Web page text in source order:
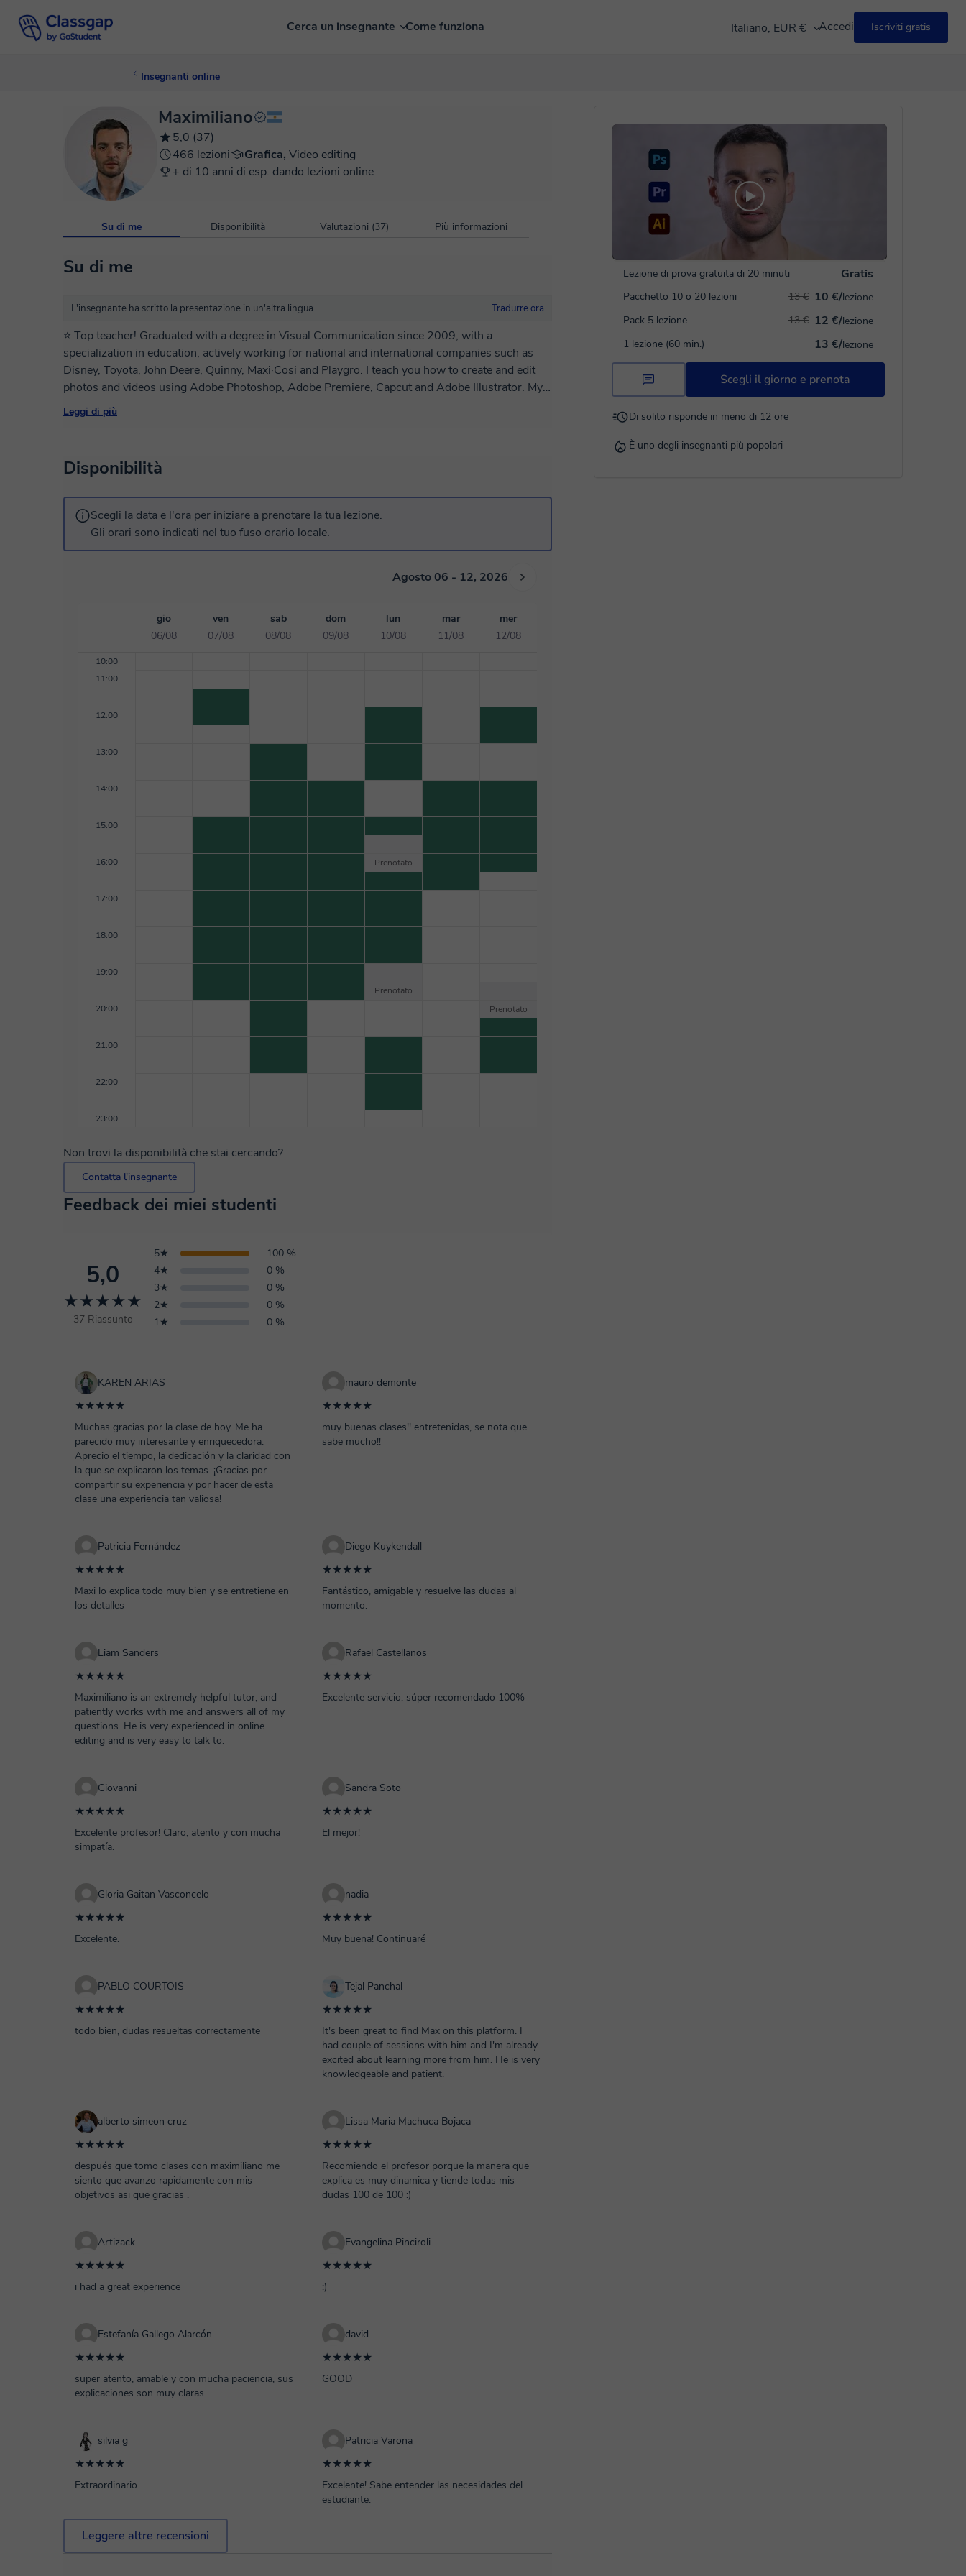
Cerca un insegnante Come funziona Italiano, EUR € Accedi Iscriviti gratis
Insegnanti online
Lezione di prova gratuita di 20 minuti Gratis
Pacchetto 10 o 20 lezioni 10 €/lezione
13 €
Pack 5 lezione
12 €/lezione
13 €
1 lezione (60 min.)
13 €/lezione
Scegli il giorno e prenota
Di solito risponde in meno di 12 ore
È uno degli insegnanti più popolari
Maximiliano
5,0 (37)
466 lezioni
Grafica, Video editing
+ di 10 anni di esp. dando lezioni online
Su di me Disponibilità Valutazioni (37) Più informazioni
Su di me
L'insegnante ha scritto la presentazione in un'altra lingua Tradurre ora
⭐ Top teacher! Graduated with a degree in Visual Communication since 2009, with a
specialization in education, actively working for national and international companies such as
Disney, Toyota, John Deere, Quinny, Maxi·Cosi and Playgro. I teach you how to create and edit
photos and videos using Adobe Photoshop, Adobe Premiere, Capcut and Adobe Illustrator. My
specialty is clearly video, in an era where such resource has become a content star. No matter
your level of knowledge or experience in the field, I adapt to you to reach your goals. I always
Leggi di più
Disponibilità
Scegli la data e l'ora per iniziare a prenotare la tua lezione.
Gli orari sono indicati nel tuo fuso orario locale.
Agosto 06 - 12, 2026
gio
06/08
ven
07/08
sab
08/08
dom
09/08
lun
10/08
mar
11/08
mer
12/08
10:00
11:00
12:00
13:00
14:00
15:00
16:00 Prenotato
17:00
18:00
19:00
Prenotato
20:00
Prenotato
21:00
22:00
23:00
Non trovi la disponibilità che stai cercando?
Contatta l'insegnante
Feedback dei miei studenti
5,0
★★★★★
37 Riassunto
5★
100 %
4★
0 %
3★
0 %
2★
0 %
1★
0 %
KAREN ARIAS
★★★★★
Muchas gracias por la clase de hoy. Me ha
parecido muy interesante y enriquecedora.
Aprecio el tiempo, la dedicación y la claridad con
la que se explicaron los temas. ¡Gracias por
compartir su experiencia y por hacer de esta
clase una experiencia tan valiosa!
mauro demonte
★★★★★
muy buenas clases!! entretenidas, se nota que
sabe mucho!!
Patricia Fernández
★★★★★
Maxi lo explica todo muy bien y se entretiene en
los detalles
Diego Kuykendall
★★★★★
Fantástico, amigable y resuelve las dudas al
momento.
Liam Sanders
★★★★★
Maximiliano is an extremely helpful tutor, and
patiently works with me and answers all of my
questions. He is very experienced in online
editing and is very easy to talk to.
Rafael Castellanos
★★★★★
Excelente servicio, súper recomendado 100%
Giovanni
★★★★★
Excelente profesor! Claro, atento y con mucha
simpatía.
Sandra Soto
★★★★★
El mejor!
Gloria Gaitan Vasconcelo
★★★★★
Excelente.
nadia
★★★★★
Muy buena! Continuaré
PABLO COURTOIS
★★★★★
todo bien, dudas resueltas correctamente
Tejal Panchal
★★★★★
It's been great to find Max on this platform. I
had couple of sessions with him and I'm already
excited about learning more from him. He is very
knowledgeable and patient.
alberto simeon cruz
★★★★★
después que tomo clases con maximiliano me
siento que avanzo rapidamente con mis
objetivos asi que gracias .
Lissa Maria Machuca Bojaca
★★★★★
Recomiendo el profesor porque la manera que
explica es muy dinamica y tiende todas mis
dudas 100 de 100 :)
Artizack
★★★★★
i had a great experience
Evangelina Pinciroli
★★★★★
:)
Estefanía Gallego Alarcón
★★★★★
super atento, amable y con mucha paciencia, sus
explicaciones son muy claras
david
★★★★★
GOOD
silvia g
★★★★★
Extraordinario
Patricia Varona
★★★★★
Excelente! Sabe entender las necesidades del
estudiante.
Leggere altre recensioni